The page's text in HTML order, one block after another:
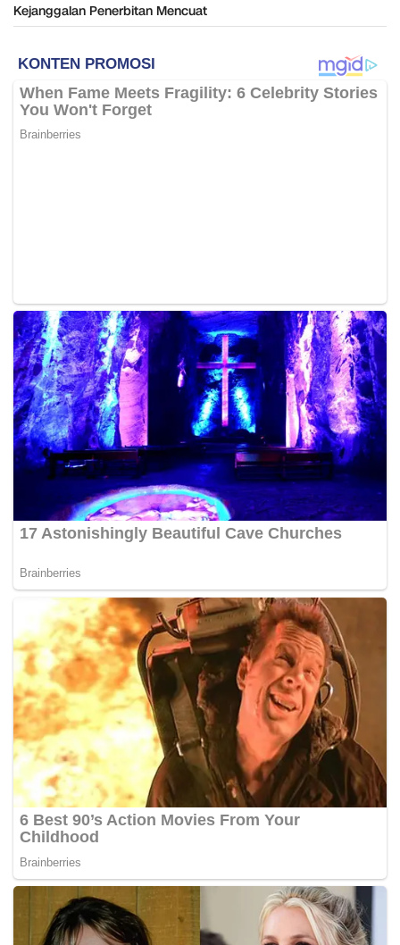
Kejanggalan Penerbitan Mencuat